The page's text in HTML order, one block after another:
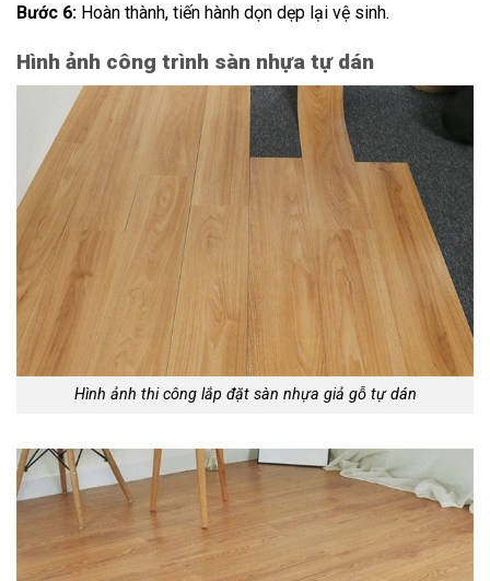
Bước 6: Hoàn thành, tiến hành dọn dẹp lại vệ sinh.
Hình ảnh công trình sàn nhựa tự dán
Hình ảnh thi công lắp đặt sàn nhựa giả gỗ tự dán